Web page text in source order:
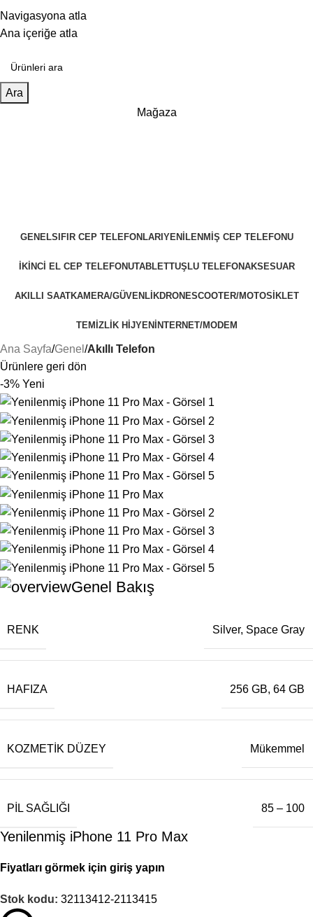
Navigasyona atla
Ana içeriğe atla
25 YILLIK TECRÜBEMİZLE SİZLERLEYİZ!!
25 YILLIK TECRÜBEMİZLE SİZLERLEYİZ!
Ara
Mağaza
GENELSIFIR CEP TELEFONLARI YENILENMIŞ CEP TELEFONU
İKINCI EL CEP TELEFONUTABLETTUŞLU TELEFONAKSESUAR
AKILLI SAATKAMERA/GÜVENLIKDRONESCOOTER/MOTOSIKLET
TEMIZLIK HIJYEN İNTERNET/MODEM
Ana Sayfa Genel Akıllı Telefon
Ürünlere geri dön
-3% Yeni
Genel Bakış
RENK Silver, Space Gray
HAFIZA 256 GB, 64 GB
KOZMETIK DÜZEY Mükemmel
PIL SAĞLIĞI 85 – 100
Yenilenmiş iPhone 11 Pro Max
Fiyatları görmek için giriş yapın
Stok kodu: 32113412-2113415